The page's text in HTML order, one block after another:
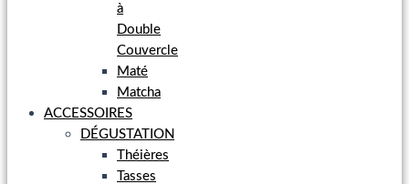
à
Double
Couvercle
Maté
Matcha
ACCESSOIRES
DÉGUSTATION
Théières
Tasses